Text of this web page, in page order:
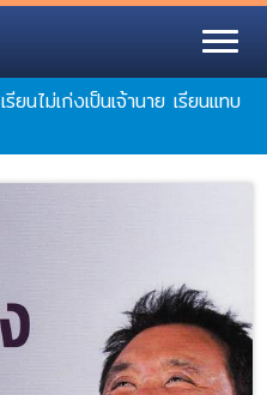
เรียนไม่เก่งเป็นเจ้านาย เรียนแทบ